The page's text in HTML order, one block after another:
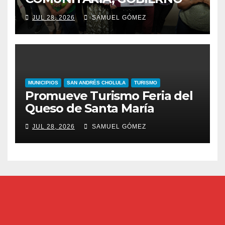
ESTATAL INCENTIVA AL
TALENTO ARTESANAL
JUL 28, 2026 SAMUEL GÓMEZ
MUNICIPIOS SAN ANDRÉS CHOLULA TURISMO
Promueve Turismo Feria del
Queso de Santa María
JUL 28, 2026 SAMUEL GÓMEZ